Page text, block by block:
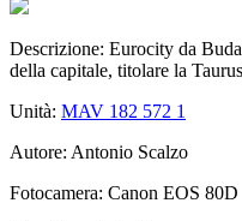
Descrizione: Eurocity da
della capitale, titolare la
Unità: MAV 182 572 1
Autore: Antonio Scalzo
Fotocamera: Canon EOS 80D